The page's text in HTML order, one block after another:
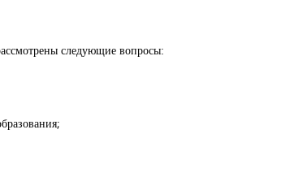
следующие вопросы: